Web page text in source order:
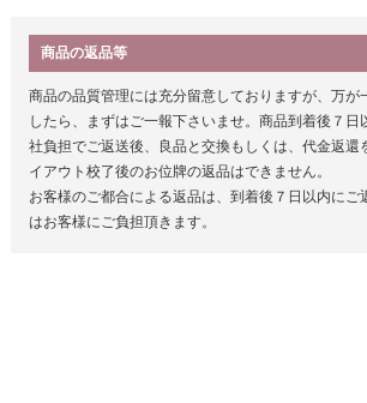
商品の返品等
商品の品質管理には充分留意しておりますが、万が
したら、まずはご一報下さいませ。商品到着後７日
社負担でご返送後、良品と交換もしくは、代金返還
イアウト校了後のお位牌の返品はできません。
お客様のご都合による返品は、到着後７日以内にご
はお客様にご負担頂きます。